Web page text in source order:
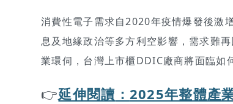
消費性電子需求自2020年疫情爆發後激
息及地緣政治等多方利空影響，需求難
業環伺，台灣上市櫃DDIC廠商將面臨如
👉延伸閱讀 ： 2025年整體產